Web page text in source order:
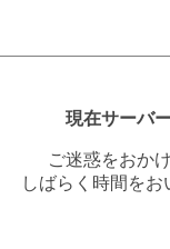
現在サーバ
ご迷惑をおか
しばらく時間を